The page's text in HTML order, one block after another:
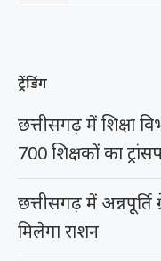
ट्रेंडिंग
छत्तीसगढ़ में शिक्षा
700 शिक्षकों का
छत्तीसगढ़ में
मिलेगा राशन